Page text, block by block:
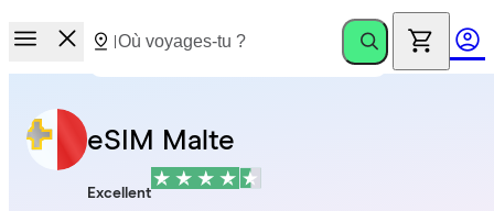
eSIM Malte
Excellent